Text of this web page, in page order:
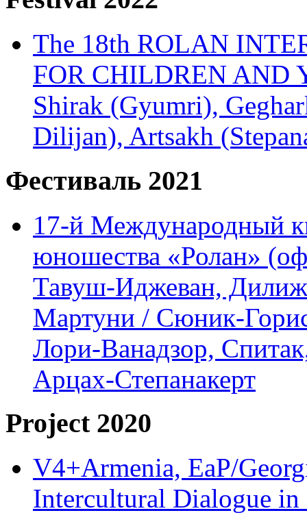
The 18th ROLAN
FOR CHILDREN AND
Shirak (Gyumri),
Dilijan), Artsakh
Фестиваль 2021
17-й Международный
юношества «Ролан»
Тавуш-Иджеван,
Мартуни / Сюник-
Лори-Ванадзор,
Арцах-Степанакерт
Project 2020
V4+Armenia, EaP/
Intercultural Dialogue